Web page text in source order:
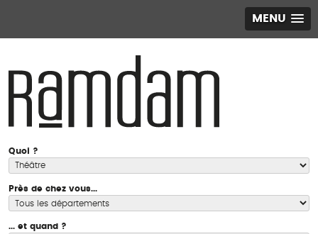
MENU
Quoi ?
Près de chez vous...
... et quand ?